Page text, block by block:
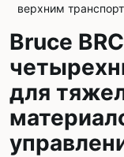
верхним
Bruce
для